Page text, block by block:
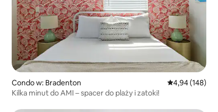
Condo w: Bradenton Średnia
4,94 (148)
Kilka minut do AMI – spacer do plaży i zatoki!